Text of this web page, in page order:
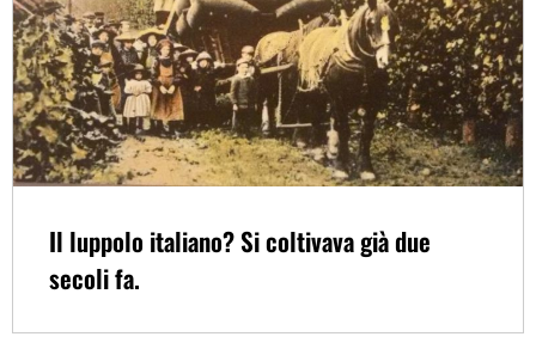
Il luppolo italiano? Si coltivava già due
secoli fa.